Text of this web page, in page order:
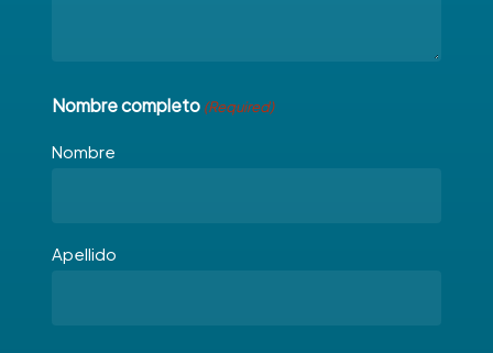
Nombre completo (Required)
Nombre
Apellido